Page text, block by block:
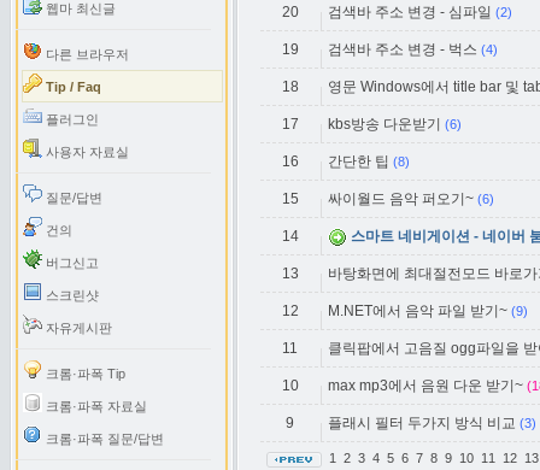
웹마 최신글
다른 브라우저
Tip / Faq
플러그인
사용자 자료실
질문/답변
건의
버그신고
스크린샷
자유게시판
크롬·파폭 Tip
크롬·파폭 자료실
크롬·파폭 질문/답변
20 검색바 주소 변경 - 심파일 (2)
19 검색바 주소 변경 - 벅스 (4)
18 영문 Windows에서 title bar 및
17 kbs방송 다운받기 (6)
16 간단한 팁 (8)
15 싸이월드 음악 퍼오기~ (6)
14 스마트 네비게이션 - 네이버
13 바탕화면에 최대절전모드 바로
12 M.NET에서 음악 파일 받기~ (9)
11 클릭팝에서 고음질 ogg파일을
10 max mp3에서 음원 다운 받기~
9 플래시 필터 두가지 방식 비교 (3)
1 2 3 4 5 6 7 8 9 10 11 12